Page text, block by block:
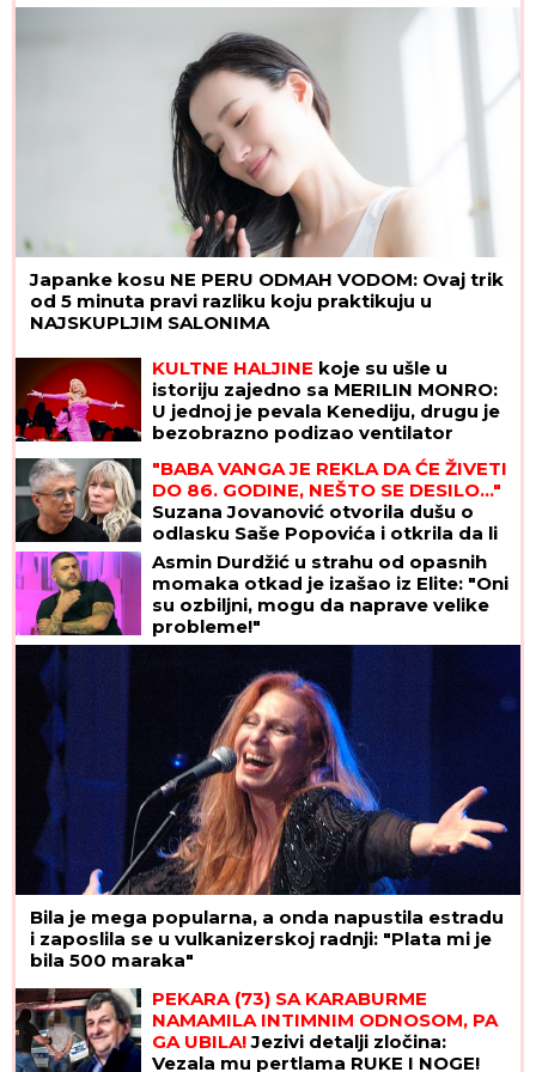
Japanke kosu NE PERU ODMAH VODOM: Ovaj trik
od 5 minuta pravi razliku koju praktikuju u
NAJSKUPLJIM SALONIMA
KULTNE HALJINE koje su ušle u
istoriju zajedno sa MERILIN MONRO:
U jednoj je pevala Kenediju, drugu je
bezobrazno podizao ventilator
metroa, a trećoj se GUBI SVAKI TRAG
"BABA VANGA JE REKLA DA ĆE ŽIVETI
DO 86. GODINE, NEŠTO SE DESILO..."
Suzana Jovanović otvorila dušu o
odlasku Saše Popovića i otkrila da li
se vraća na estradu: "Na kraju nije
imao ništa"
Asmin Durdžić u strahu od opasnih
momaka otkad je izašao iz Elite: "Oni
su ozbiljni, mogu da naprave velike
probleme!"
Bila je mega popularna, a onda napustila estradu
i zaposlila se u vulkanizerskoj radnji: "Plata mi je
bila 500 maraka"
PEKARA (73) SA KARABURME
NAMAMILA INTIMNIM ODNOSOM, PA
GA UBILA!Jezivi detalji zločina:
Vezala mu pertlama RUKE I NOGE!